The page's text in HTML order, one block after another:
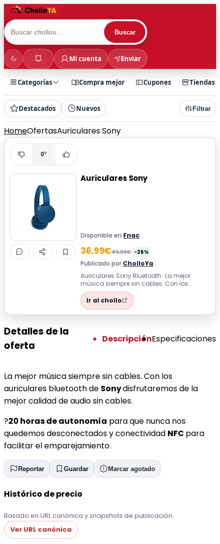
Buscar
Mi cuenta Enviar
Categorías Compra mejor Cupones Tiendas
Destacados Nuevos Filtrar
HomeOfertasAuriculares Sony
0°
Auriculares Sony
Disponible en Fnac
36,99€49,99€ -26%
Publicado por CholloYa
Auriculares Sony Bluetooth · La mejor
música siempre sin cables. Con los
auriculares bluetooth de Sony
disfrutaremos ...
Ir al chollo
Detalles de la
oferta
DescripciónEspecificaciones
La mejor música siempre sin cables. Con los
auriculares bluetooth de Sonydisfrutaremos de la
mejor calidad de audio sin cables.
?20 horas de autonomía para que nunca nos
quedemos desconectados y conectividad NFC para
facilitar el emparejamiento.
Reportar Guardar Marcar agotado
Histórico de precio
Basado en URL canónica y snapshots de publicación.
Ver URL canónica